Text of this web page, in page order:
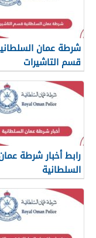
شرطة عمان
قسم التاشيرات
رابط أخبار شرطة
السلطانية
www.rop.gov.om